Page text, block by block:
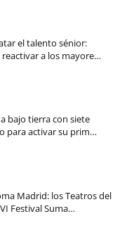
el talento sénior:
a los mayore…
bajo tierra con siete
para activar su prim…
Madrid: los Teatros del
Festival Suma…